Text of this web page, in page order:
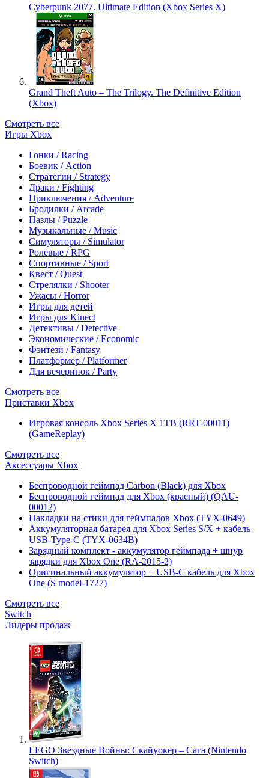
Cyberpunk 2077. Ultimate Edition (Xbox Series X)
Grand Theft Auto – The Trilogy. The Definitive Edition
(Xbox)
Смотреть все
Игры Xbox
Гонки / Racing
Боевик / Action
Стратегии / Strategy
Драки / Fighting
Приключения / Adventure
Бродилки / Arcade
Пазлы / Puzzle
Музыкальные / Music
Симуляторы / Simulator
Ролевые / RPG
Спортивные / Sport
Квест / Quest
Стрелялки / Shooter
Ужасы / Horror
Игры для детей
Игры для Kinect
Детективы / Detective
Экономические / Economic
Фэнтези / Fantasy
Платформер / Platformer
Для вечеринок / Party
Смотреть все
Приставки Xbox
Игровая консоль Xbox Series X 1TB (RRT-00011)
(GameReplay)
Смотреть все
Аксессуары Xbox
Беспроводной геймпад Carbon (Black) для Xbox
Беспроводной геймпад для Xbox (красный) (QAU-
00012)
Накладки на стики для геймпадов Xbox (TYX-0649)
Аккумуляторная батарея для Xbox Series S/X + кабель
USB-Type-C (TYX-0634B)
Зарядный комплект - аккумулятор геймпада + шнур
зарядки для Xbox One (RA-2015-2)
Оригинальный аккумулятор + USB-C кабель для Xbox
One (S model-1727)
Смотреть все
Switch
Лидеры продаж
LEGO Звездные Войны: Скайуокер – Сага (Nintendo
Switch)